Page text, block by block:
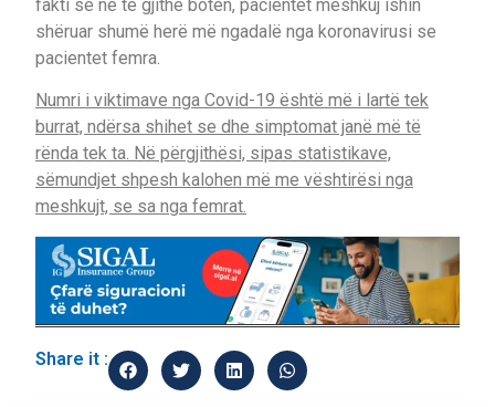
fakti se në të gjithë botën, pacientët meshkuj ishin
shëruar shumë herë më ngadalë nga koronavirusi se
pacientet femra.
Numri i viktimave nga Covid-19 është më i lartë tek
burrat, ndërsa shihet se dhe simptomat janë më të
rënda tek ta. Në përgjithësi, sipas statistikave,
sëmundjet shpesh kalohen më me vështirësi nga
meshkujt, se sa nga femrat.
Share it :